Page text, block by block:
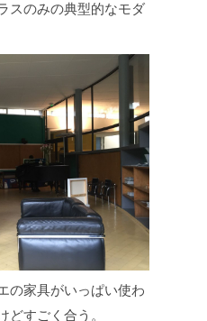
スのみの典型的なモダ
の家具がいっぱい使わ
どすごく合う。